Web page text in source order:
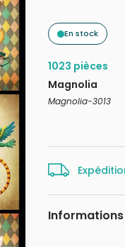
En stock
1023 pièces
Magnolia
Magnolia-3013